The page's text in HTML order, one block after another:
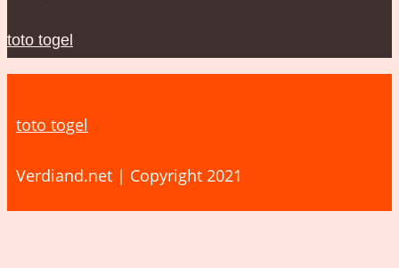
toto togel
toto togel
Verdiand.net | Copyright 2021